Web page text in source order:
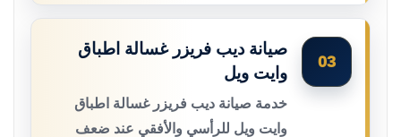
03
صيانة ديب فريزر غسالة اطباق
وايت ويل
خدمة صيانة ديب فريزر غسالة اطباق
وايت ويل للرأسي والأفقي عند ضعف